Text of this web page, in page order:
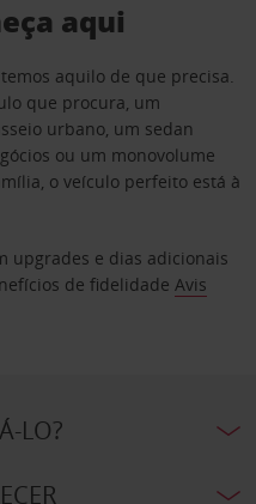
aqui
aquilo de que precisa.
que procura, um
urbano, um sedan
ou um monovolume
o veículo perfeito está à
upgrades e dias adicionais
de fidelidade Avis
LO?